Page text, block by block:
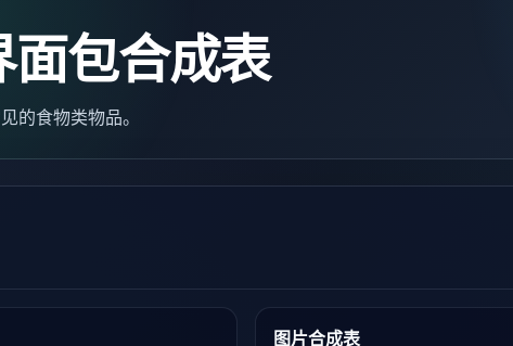
包合成表
的食物类物品。
图片合成表